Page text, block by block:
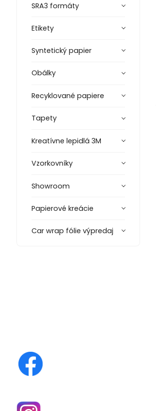
SRA3 formáty
Etikety
Syntetický papier
Obálky
Recyklované papiere
Tapety
Kreatívne lepidlá 3M
Vzorkovníky
Showroom
Papierové kreácie
Car wrap fólie výpredaj